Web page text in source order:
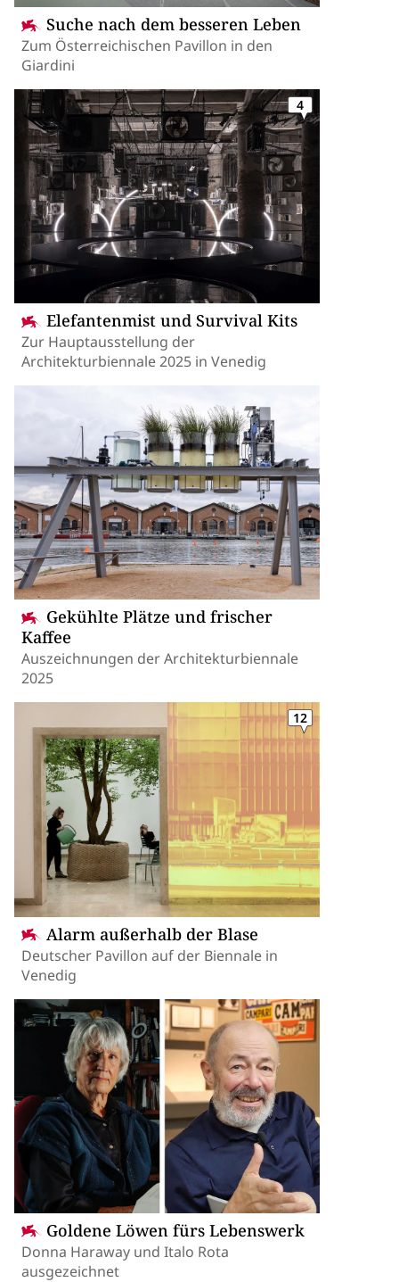
Suche nach dem besseren Leben
Zum Österreichischen Pavillon in den
Giardini
Elefantenmist und Survival Kits
Zur Hauptausstellung der
Architekturbiennale 2025 in Venedig
4
Gekühlte Plätze und frischer
Kaffee
Auszeichnungen der Architekturbiennale
2025
Alarm außerhalb der Blase
Deutscher Pavillon auf der Biennale in
Venedig
12
Goldene Löwen fürs Lebenswerk
Donna Haraway und Italo Rota
ausgezeichnet